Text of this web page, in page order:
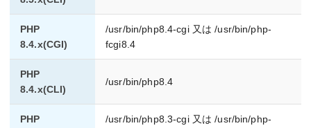
PHP
8.4.x(CGI)
/usr/bin/php8.4-cgi 又は /usr/bin/php-
fcgi8.4
PHP
8.4.x(CLI)
/usr/bin/php8.4
PHP
/usr/bin/php8.3-cgi 又は /usr/bin/php-